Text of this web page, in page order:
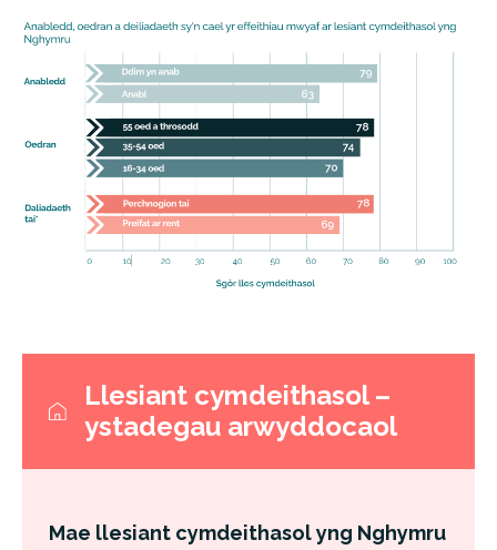
Llesiant cymdeithasol –
ystadegau arwyddocaol
Mae llesiant cymdeithasol yng Nghymru